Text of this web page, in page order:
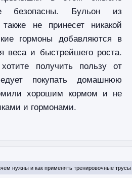
безопасны. Бульон из
не принесет никакой
гормоны добавляются в
веса и быстрейшего роста.
получить пользу от
покупать домашнюю
хорошим кормом и не
и гормонами.
нужны и как применять тренировочные трусы